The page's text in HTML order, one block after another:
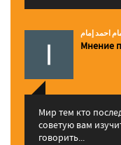
احمد إمام
Мнение
Мир тем кто
советую вам
говорить...